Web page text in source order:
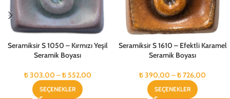
Seramiksir S 1050 – Kırmızı Yeşil
Seramik Boyası
₺303,00 –₺552,00
SEÇENEKLER
Seramiksir S 1610 – Efektli Karamel
Seramik Boyası
₺390,00 –₺726,00
SEÇENEKLER